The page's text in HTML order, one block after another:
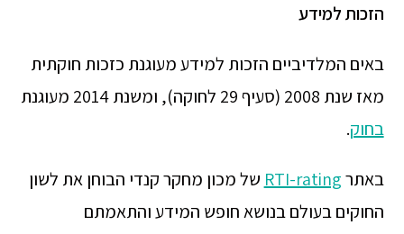
הזכות למידע
באים המלדיביים הזכות למידע מעוגנת כזכות חוקתית
מאז שנת 2008 (סעיף 29 לחוקה), ומשנת 2014 מעוגנת
בחוק.
באתרRTI-rating של מכון מחקר קנדי הבוחן את לשון
החוקים בעולם בנושא חופש המידע והתאמתם